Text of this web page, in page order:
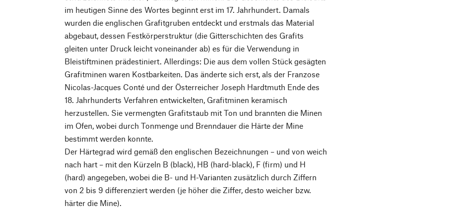
im heutigen Sinne des Wortes beginnt erst im 17. Jahrhundert. Damals
wurden die englischen Grafitgruben entdeckt und erstmals das Material
abgebaut, dessen Festkörperstruktur (die Gitterschichten des Grafits
gleiten unter Druck leicht voneinander ab) es für die Verwendung in
Bleistiftminen prädestiniert. Allerdings: Die aus dem vollen Stück gesägten
Grafitminen waren Kostbarkeiten. Das änderte sich erst, als der Franzose
Nicolas-Jacques Conté und der Österreicher Joseph Hardtmuth Ende des
18. Jahrhunderts Verfahren entwickelten, Grafitminen keramisch
herzustellen. Sie vermengten Grafitstaub mit Ton und brannten die Minen
im Ofen, wobei durch Tonmenge und Brenndauer die Härte der Mine
bestimmt werden konnte.
Der Härtegrad wird gemäß den englischen Bezeichnungen – und von weich
nach hart – mit den Kürzeln B (black), HB (hard-black), F (firm) und H
(hard) angegeben, wobei die B- und H-Varianten zusätzlich durch Ziffern
von 2 bis 9 differenziert werden (je höher die Ziffer, desto weicher bzw.
härter die Mine).